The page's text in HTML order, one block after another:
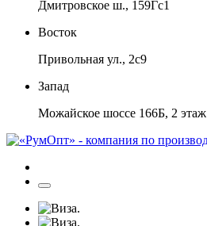
Дмитровское ш., 159Гс1
Восток
Привольная ул., 2с9
Запад
Можайское шоссе 166Б, 2 этаж